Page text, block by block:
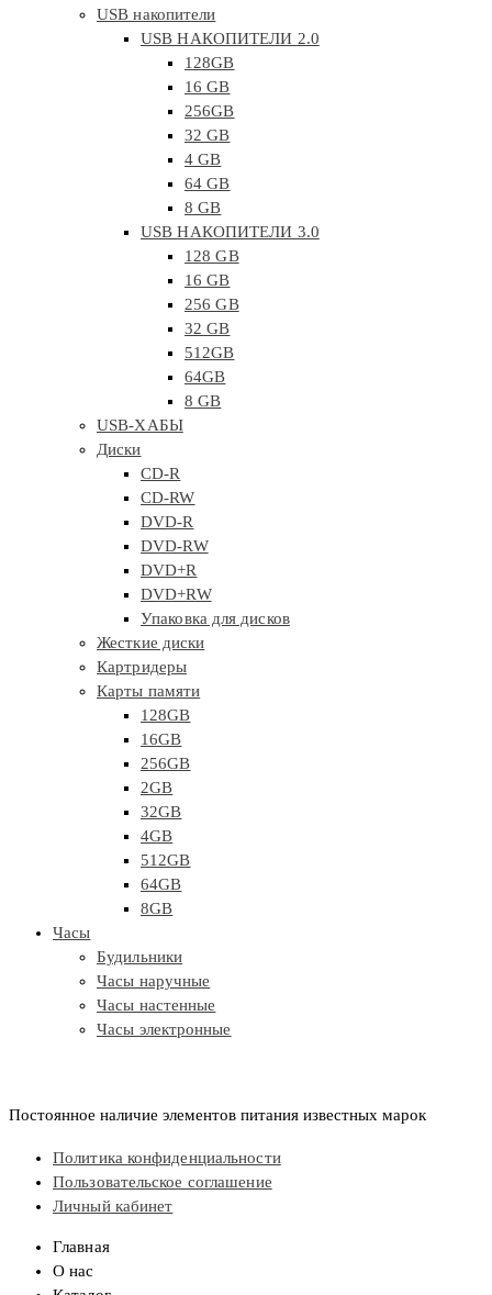
USB накопители
USB НАКОПИТЕЛИ 2.0
128GB
16 GB
256GB
32 GB
4 GB
64 GB
8 GB
USB НАКОПИТЕЛИ 3.0
128 GB
16 GB
256 GB
32 GB
512GB
64GB
8 GB
USB-ХАБЫ
Диски
CD-R
CD-RW
DVD-R
DVD-RW
DVD+R
DVD+RW
Упаковка для дисков
Жесткие диски
Картридеры
Карты памяти
128GB
16GB
256GB
2GB
32GB
4GB
512GB
64GB
8GB
Часы
Будильники
Часы наручные
Часы настенные
Часы электронные
Постоянное наличие элементов питания известных марок
Политика конфиденциальности
Пользовательское соглашение
Личный кабинет
Главная
О нас